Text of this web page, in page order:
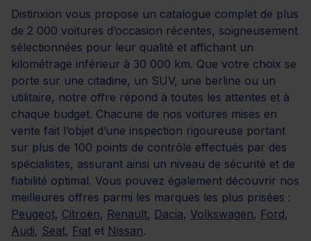
Distinxion vous propose un catalogue complet de plus
de 2 000 voitures d’occasion récentes, soigneusement
sélectionnées pour leur qualité et affichant un
kilométrage inférieur à 30 000 km. Que votre choix se
porte sur une citadine, un SUV, une berline ou un
utilitaire, notre offre répond à toutes les attentes et à
chaque budget. Chacune de nos voitures mises en
vente fait l’objet d’une inspection rigoureuse portant
sur plus de 100 points de contrôle effectués par des
spécialistes, assurant ainsi un niveau de sécurité et de
fiabilité optimal. Vous pouvez également découvrir nos
meilleures offres parmi les marques les plus prisées :
Peugeot, Citroën, Renault, Dacia, Volkswagen, Ford,
Audi, Seat, Fiat et Nissan.